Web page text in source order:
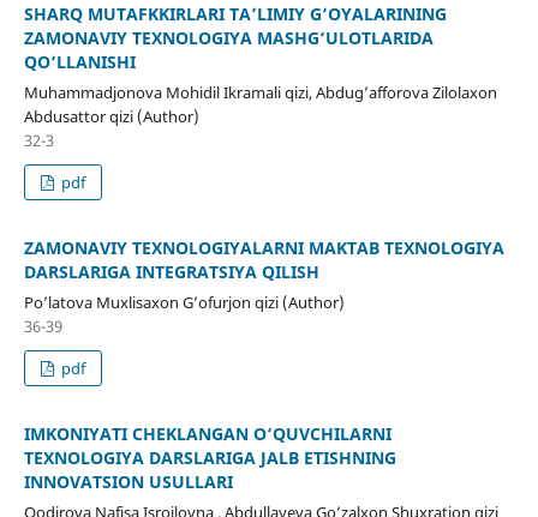
SHARQ MUTAFKKIRLARI TA’LIMIY G‘OYALARINING
ZAMONAVIY TEXNOLOGIYA MASHG‘ULOTLARIDA
QO‘LLANISHI
Muhammadjonova Mohidil Ikramali qizi, Abdug’afforova Zilolaxon
Abdusattor qizi (Author)
32-3
pdf
ZAMONAVIY TEXNOLOGIYALARNI MAKTAB TEXNOLOGIYA
DARSLARIGA INTEGRATSIYA QILISH
Po’latova Muxlisaxon G’ofurjon qizi (Author)
36-39
pdf
IMKONIYATI CHEKLANGAN O‘QUVCHILARNI
TEXNOLOGIYA DARSLARIGA JALB ETISHNING
INNOVATSION USULLARI
Qodirova Nafisa Isroilovna , Abdullayeva Go’zalxon Shuxratjon qizi